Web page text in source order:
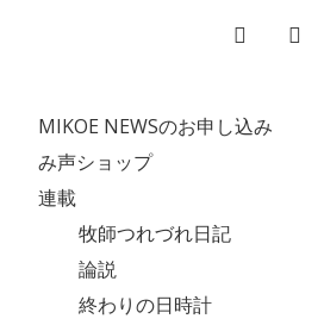
MIKOE NEWSのお申し込み
み声ショップ
連載
牧師つれづれ日記
論説
終わりの日時計